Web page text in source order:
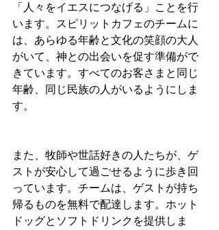
「人々をイエスにつなげる」ことを行
います。スピリットカフェのチームに
は、あらゆる年齢と文化の笑顔の大人
がいて、神との出会いを促す準備がで
きています。すべてのお客さまと同じ
年齢、同じ民族の人がいるようにしま
す。
また、牧師や世話好きの人たちが、ゲ
ストが安心して過ごせるように歩き回
っています。チームは、ゲストが持ち
帰るものを無料で配達します。ホット
ドッグとソフトドリンクを提供しま